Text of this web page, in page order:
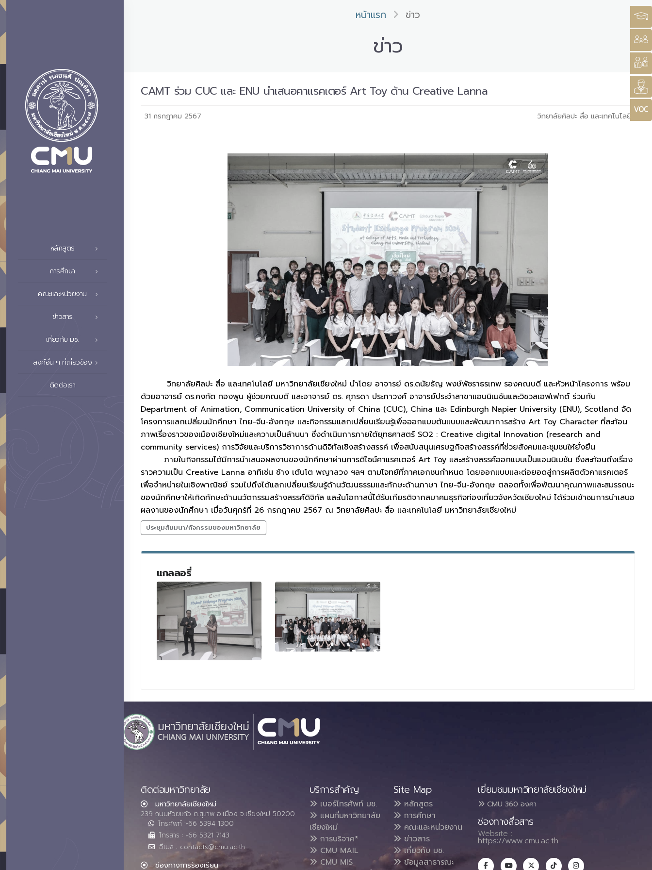
หลักสูตร
การศึกษา
คณะและหน่วยงาน
ข่าวสาร
เกี่ยวกับ มช.
ลิงค์อื่น ๆ ที่เกี่ยวข้อง
ติดต่อเรา
หน้าแรก ข่าว
ข่าว
CAMT ร่วม CUC และ ENU นำเสนอคาแรคเตอร์ Art Toy ด้าน Creative Lanna
31 กรกฎาคม 2567 วิทยาลัยศิลปะ สื่อ และเทคโนโลยี
วิทยาลัยศิลปะ สื่อ และเทคโนโลยี มหาวิทยาลัยเชียงใหม่ นำโดย อาจารย์ ดร.ดนัยธัญ พงษ์พัชราธรเทพ รองคณบดี และหัวหน้าโครงการ พร้อม
ด้วยอาจารย์ ดร.คงทัต ทองพูน ผู้ช่วยคณบดี และอาจารย์ ดร. ศุภรดา ประภาวงศ์ อาจารย์ประจำสาขาแอนนิเมชันและวิชวลเอฟเฟกต์ ร่วมกับ
Department of Animation, Communication University of China (CUC), China และ Edinburgh Napier University (ENU), Scotland จัด
โครงการแลกเปลี่ยนนักศึกษา ไทย-จีน-อังกฤษ และกิจกรรมแลกเปลี่ยนเรียนรู้เพื่อออกแบบต้นแบบและพัฒนาการสร้าง Art Toy Character ที่สะท้อน
ภาพเรื่องราวของเมืองเชียงใหม่และความเป็นล้านนา ซึ่งดำเนินการภายใต้ยุทธศาสตร์ SO2 : Creative digital Innovation (research and
community services) การวิจัยและบริการวิชาการด้านดิจิทัลเชิงสร้างสรรค์ เพื่อสนับสนุนเศรษฐกิจสร้างสรรค์ที่ช่วยสังคมและชุมชนให้ยั่งยืน
ภายในกิจกรรมได้มีการนำเสนอผลงานของนักศึกษาผ่านการดีไซน์คาแรคเตอร์ Art Toy และสร้างสรรค์ออกแบบเป็นแอนนิเมชัน ซึ่งสะท้อนถึงเรื่อง
ราวความเป็น Creative Lanna อาทิเช่น ช้าง เต้นโต พญาลวง ฯลฯ ตามโจทย์ที่ภาคเอกชนกำหนด โดยออกแบบและต่อยอดสู่การผลิตตัวคาแรคเตอร์
เพื่อจำหน่ายในเชิงพาณิชย์ รวมไปถึงได้แลกเปลี่ยนเรียนรู้ด้านวัฒนธรรมและทักษะด้านภาษา ไทย-จีน-อังกฤษ ตลอดทั้งเพื่อพัฒนาคุณภาพและสมรรถนะ
ของนักศึกษาให้เกิดทักษะด้านนวัตกรรมสร้างสรรค์ดิจิทัล และในโอกาสนี้ได้รับเกียรติจากสมาคมธุรกิจท่องเที่ยวจังหวัดเชียงใหม่ ได้ร่วมเข้าชมการนำเสนอ
ผลงานของนักศึกษา เมื่อวันศุกร์ที่ 26 กรกฎาคม 2567 ณ วิทยาลัยศิลปะ สื่อ และเทคโนโลยี มหาวิทยาลัยเชียงใหม่
ประชุมสัมมนา/กิจกรรมของมหาวิทยาลัย
แกลลอรี่
ติดต่อมหาวิทยาลัย
มหาวิทยาลัยเชียงใหม่
239 ถนนห้วยแก้ว ต.สุเทพ อ.เมือง จ.เชียงใหม่ 50200
โทรศัพท์ :+66 5394 1300
โทรสาร : +66 5321 7143
อีเมล : contacts@cmu.ac.th
ช่องทางการร้องเรียน
บริการสำคัญ
เบอร์โทรศัพท์ มช.
แผนที่มหาวิทยาลัย
เชียงใหม่
การบริจาค*
CMU MAIL
CMU MIS
Site Map
หลักสูตร
การศึกษา
คณะและหน่วยงาน
ข่าวสาร
เกี่ยวกับ มช.
ข้อมูลสาธารณะ
เยี่ยมชมมหาวิทยาลัยเชียงใหม่
CMU 360 องศา
ช่องทางสื่อสาร
Website :
https://www.cmu.ac.th